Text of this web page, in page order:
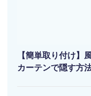
【簡単取り付け】
カーテンで隠す方